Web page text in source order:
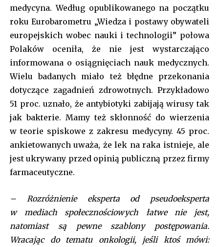
btn_horiz_align=”content-horiz-center” pp_checkbox=”yes”
f_title_font_family=”tt-primary-font_global” btn_color=”#ffffff”
all_btn_border_color=”var(–tt-primary-color)” btn_bg=”var(–tt-
f_pp_font_family=”tt-extra_global” f_btn_font_family=”tt-
extra_global” f_btn_font_weight=”500″
f_btn_font_transform=”uppercase” f_input_font_family=”tt-
gap=”10″ f_msg_font_family=”tt-extra_global”
input_border=”1″
pp_check_border_color_c=”var(–tt-primary-color)”
pp_check_bg=”#ffffff” pp_check_bg_c=”var(–tt-primary-
color)” pp_check_square=”var(–tt-primary-color)”
tt-accent-color)” f_btn_font_size=”13″
f_btn_font_line_height=”1.2″ f_btn_font_spacing=”0.5″
btn_border_color_h=”var(–tt-accent-color)”
btn_color_h=”#ffffff” f_unsub_font_family=”tt-extra_global”
medycyna. Według opublikowanego na początku
roku Eurobarometru „Wiedza i postawy obywateli
europejskich wobec nauki i technologii” połowa
Polaków oceniła, że nie jest wystarczająco
informowana o osiągnięciach nauk medycznych.
Wielu badanych miało też błędne przekonania
dotyczące zagadnień zdrowotnych. Przykładowo
51 proc. uznało, że antybiotyki zabijają wirusy tak
jak bakterie. Mamy też skłonność do wierzenia
w teorie spiskowe z zakresu medycyny. 45 proc.
ankietowanych uważa, że lek na raka istnieje, ale
jest ukrywany przed opinią publiczną przez firmy
farmaceutyczne.
– Rozróżnienie eksperta od pseudoeksperta
w mediach społecznościowych łatwe nie jest,
natomiast są pewne szablony postępowania.
Wracając do tematu onkologii, jeśli ktoś mówi: